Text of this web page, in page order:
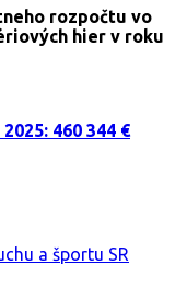
rozpočtu vo
hier v roku
460 344 €